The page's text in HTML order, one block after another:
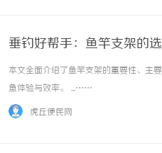
垂钓好帮手：鱼竿支架的
本文全面介绍了鱼竿支架的重要性、主
鱼体验与效率。 ...……
虎丘便民网